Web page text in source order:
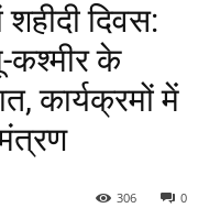
दिवस:
कश्मीर के
कार्यक्रमों में
0
306